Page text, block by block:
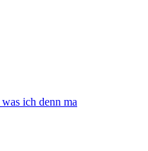
ich denn ma